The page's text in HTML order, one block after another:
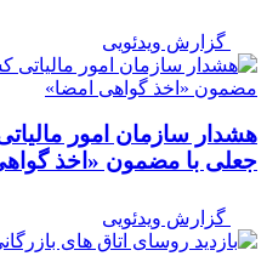
گزارش ویدئویی
هشدار سازمان امور
جعلی با مضمون «اخذ
گزارش ویدئویی